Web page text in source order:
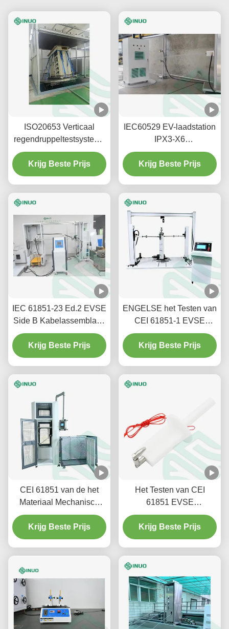
ISO20653 Verticaal
regendruppeltestsysteem
voor EV-oplaadstapel
IPX1-X2
Krijg Beste Prijs
IEC60529 EV-laadstation
IPX3-X6
waterdichtheidstestsysteem
Krijg Beste Prijs
IEC 61851-23 Ed.2 EVSE
Side B Kabelassemblage
Anchorage Stress Relief
Test Equipment
Krijg Beste Prijs
ENGELSE het Testen van
CEI 61851-1 EVSE
Materiaalelektrisch
voertuig Geleidende het
Laden Stapel Statische
Krijg Beste Prijs
CEI 61851 van de het
Materiaal Mechanisch
Sterkte van de Elektrisch
voertuigevse Test het
Effectmeetapparaat
Krijg Beste Prijs
Het Testen van CEI
61851 EVSE
Materiaalelektrisch
voertuig die de Testsonde
laden van Pool IPXXB
Krijg Beste Prijs